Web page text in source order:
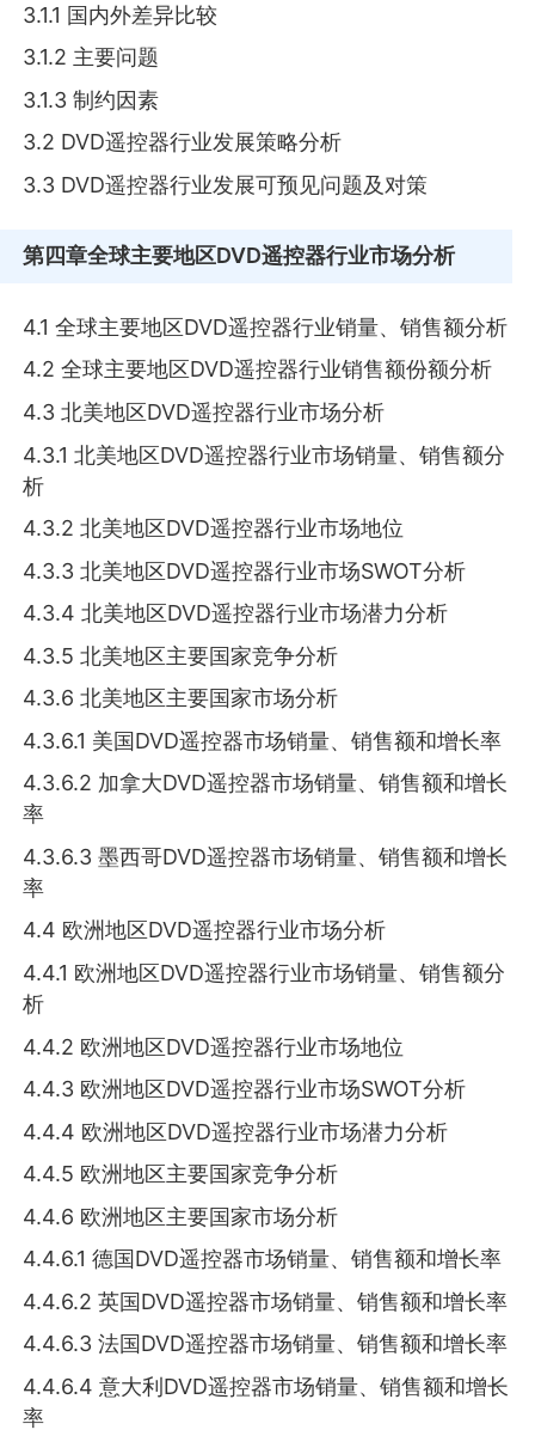
3.1.1 国内外差异比较
3.1.2 主要问题
3.1.3 制约因素
3.2 DVD遥控器行业发展策略分析
3.3 DVD遥控器行业发展可预见问题及对策
第四章全球主要地区DVD遥控器行业市场分析
4.1 全球主要地区DVD遥控器行业销量、销售额分析
4.2 全球主要地区DVD遥控器行业销售额份额分析
4.3 北美地区DVD遥控器行业市场分析
4.3.1 北美地区DVD遥控器行业市场销量、销售额分
析
4.3.2 北美地区DVD遥控器行业市场地位
4.3.3 北美地区DVD遥控器行业市场SWOT分析
4.3.4 北美地区DVD遥控器行业市场潜力分析
4.3.5 北美地区主要国家竞争分析
4.3.6 北美地区主要国家市场分析
4.3.6.1 美国DVD遥控器市场销量、销售额和增长率
4.3.6.2 加拿大DVD遥控器市场销量、销售额和增长
率
4.3.6.3 墨西哥DVD遥控器市场销量、销售额和增长
率
4.4 欧洲地区DVD遥控器行业市场分析
4.4.1 欧洲地区DVD遥控器行业市场销量、销售额分
析
4.4.2 欧洲地区DVD遥控器行业市场地位
4.4.3 欧洲地区DVD遥控器行业市场SWOT分析
4.4.4 欧洲地区DVD遥控器行业市场潜力分析
4.4.5 欧洲地区主要国家竞争分析
4.4.6 欧洲地区主要国家市场分析
4.4.6.1 德国DVD遥控器市场销量、销售额和增长率
4.4.6.2 英国DVD遥控器市场销量、销售额和增长率
4.4.6.3 法国DVD遥控器市场销量、销售额和增长率
4.4.6.4 意大利DVD遥控器市场销量、销售额和增长
率